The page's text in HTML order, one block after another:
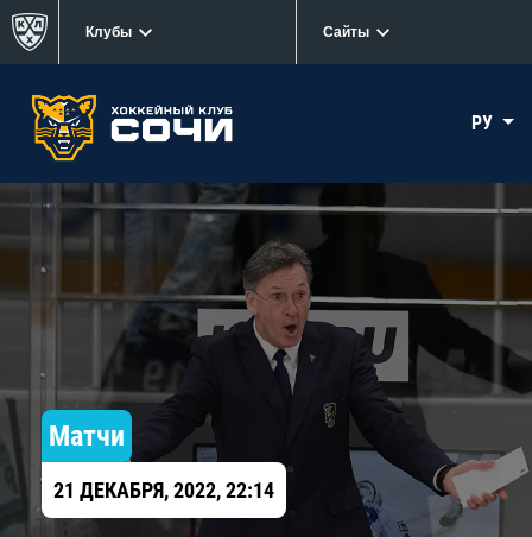
Клубы Сайты
РУ
Матчи
21 ДЕКАБРЯ, 2022, 22:14